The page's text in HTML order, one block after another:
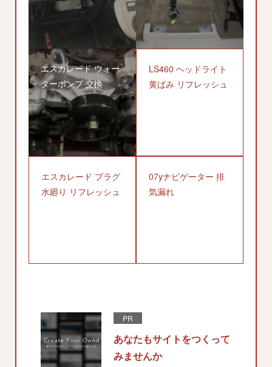
エスカレード ウォー
ターポンプ 交換
LS460 ヘッドライト
黄ばみ リフレッシュ
エスカレード プラグ
水廻り リフレッシュ
07yナビゲーター 排
気漏れ
PR
あなたもサイトをつくって
みませんか